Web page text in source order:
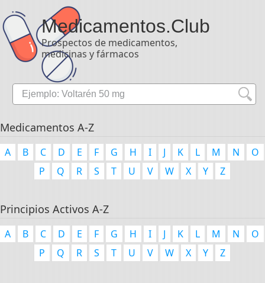
Medicamentos.Club
Prospectos de medicamentos,
medicinas y fármacos
Medicamentos A-Z
A B C D E F G H I J K L M N
O
P
Q R S T U V W X Y Z
Principios Activos A-Z
A B C D E F G H I J K L M N
O
P
Q R S T U V W X Y Z